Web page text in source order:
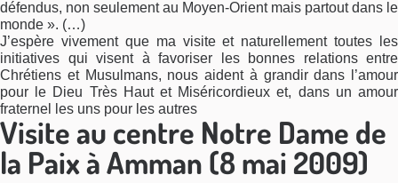
défendus, non seulement au Moyen-Orient mais partout dans le
monde ». (…)
J’espère vivement que ma visite et naturellement toutes les
initiatives qui visent à favoriser les bonnes relations entre
Chrétiens et Musulmans, nous aident à grandir dans l’amour
pour le Dieu Très Haut et Miséricordieux et, dans un amour
fraternel les uns pour les autres
Visite au centre Notre Dame de
la Paix à Amman (8 mai 2009)